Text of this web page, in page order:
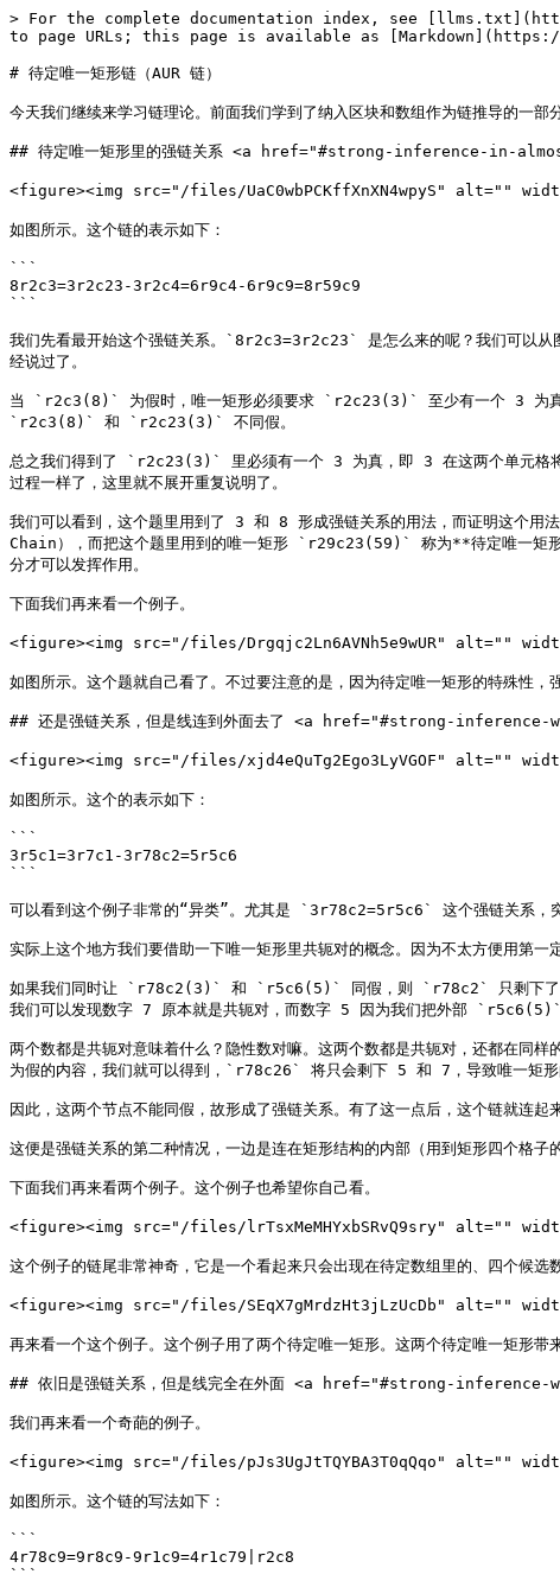
> For the complete documentation index, see
to page URLs; this page is available as
# 待定唯一矩形链（AUR 链）
今天我们继续来学习链理论。前面我们学到了纳入区块和数组作为链推导的一
## 待定唯一矩形里的强链关系 <a href="#strong-inference-
<figure><img src="/files/UaC0wbPCKffXnXN4wpyS" alt=""
如图所示。这个链的表示如下：
```
8r2c3=3r2c23-3r2c4=6r9c4-6r9c9=8r59c9
```
我们先看最开始这个强链关系。`8r2c3=3r2c23` 是怎么来的呢？我们可以
经说过了。
当 `r2c3(8)` 为假时，唯一矩形必须要求 `r2c23(3)` 至少有一个 3 为真，
`r2c3(8)` 和 `r2c23(3)` 不同假。
总之我们得到了 `r2c23(3)` 里必须有一个 3 为真，即 3 在这两个单元格将
过程一样了，这里就不展开重复说明了。
我们可以看到，这个题里用到了 3 和 8 形成强链关系的用法，而证明这个
Chain），而把这个题里用到的唯一矩形 `r29c23(59)` 称为**待定唯一矩
分才可以发挥作用。
下面我们再来看一个例子。
<figure><img src="/files/Drgqjc2Ln6AVNh5e9wUR" alt=""
如图所示。这个题就自己看了。不过要注意的是，因为待定唯一矩形的特殊性
## 还是强链关系，但是线连到外面去了 <a href="#strong-
<figure><img src="/files/xjd4eQuTg2Ego3LyVGOF" alt=""
如图所示。这个的表示如下：
```
3r5c1=3r7c1-3r78c2=5r5c6
```
可以看到这个例子非常的“异类”。尤其是 `3r78c2=5r5c6` 这个强链关系，突
实际上这个地方我们要借助一下唯一矩形里共轭对的概念。因为不太方便用第
如果我们同时让 `r78c2(3)` 和 `r5c6(5)` 同假，则 `r78c2` 只剩下了 5
我们可以发现数字 7 原本就是共轭对，而数字 5 因为我们把外部 `r5c6(5)`
两个数都是共轭对意味着什么？隐性数对嘛。这两个数都是共轭对，还都在
为假的内容，我们就可以得到，`r78c26` 将只会剩下 5 和 7，导致唯一矩形
因此，这两个节点不能同假，故形成了强链关系。有了这一点后，这个链就连起来
这便是强链关系的第二种情况，一边是连在矩形结构的内部（用到矩形四个格子
下面我们再来看两个例子。这个例子也希望你自己看。
<figure><img src="/files/lrTsxMeMHYxbSRvQ9sry" alt=""
这个例子的链尾非常神奇，它是一个看起来只会出现在待定数组里的、四个候选
<figure><img src="/files/SEqX7gMrdzHt3jLzUcDb" alt=""
再来看一个这个例子。这个例子用了两个待定唯一矩形。这两个待定唯一矩形带
## 依旧是强链关系，但是线完全在外面 <a href="#strong-
我们再来看一个奇葩的例子。
<figure><img src="/files/pJs3UgJtTQYBA3T0qQqo" alt=""
如图所示。这个链的写法如下：
```
4r78c9=9r8c9-9r1c9=4r1c79|r2c8
```